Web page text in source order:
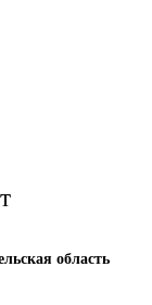
область